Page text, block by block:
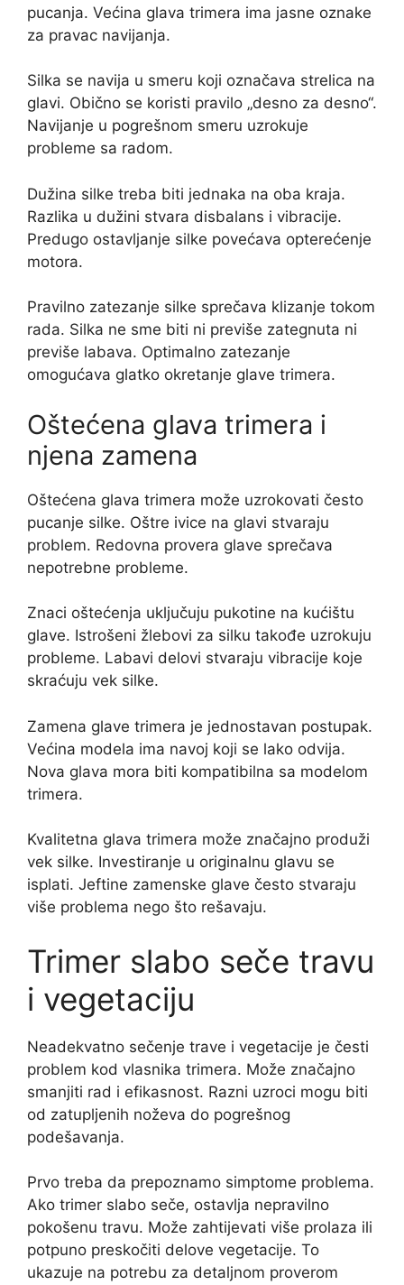
pucanja. Većina glava trimera ima jasne oznake
za pravac navijanja.
Silka se navija u smeru koji označava strelica na
glavi. Obično se koristi pravilo „desno za desno“.
Navijanje u pogrešnom smeru uzrokuje
probleme sa radom.
Dužina silke treba biti jednaka na oba kraja.
Razlika u dužini stvara disbalans i vibracije.
Predugo ostavljanje silke povećava opterećenje
motora.
Pravilno zatezanje silke sprečava klizanje tokom
rada. Silka ne sme biti ni previše zategnuta ni
previše labava. Optimalno zatezanje
omogućava glatko okretanje glave trimera.
Oštećena glava trimera i
njena zamena
Oštećena glava trimera može uzrokovati često
pucanje silke. Oštre ivice na glavi stvaraju
problem. Redovna provera glave sprečava
nepotrebne probleme.
Znaci oštećenja uključuju pukotine na kućištu
glave. Istrošeni žlebovi za silku takođe uzrokuju
probleme. Labavi delovi stvaraju vibracije koje
skraćuju vek silke.
Zamena glave trimera je jednostavan postupak.
Većina modela ima navoj koji se lako odvija.
Nova glava mora biti kompatibilna sa modelom
trimera.
Kvalitetna glava trimera može značajno produži
vek silke. Investiranje u originalnu glavu se
isplati. Jeftine zamenske glave često stvaraju
više problema nego što rešavaju.
Trimer slabo seče travu
i vegetaciju
Neadekvatno sečenje trave i vegetacije je česti
problem kod vlasnika trimera. Može značajno
smanjiti rad i efikasnost. Razni uzroci mogu biti
od zatupljenih noževa do pogrešnog
podešavanja.
Prvo treba da prepoznamo simptome problema.
Ako trimer slabo seče, ostavlja nepravilno
pokošenu travu. Može zahtijevati više prolaza ili
potpuno preskočiti delove vegetacije. To
ukazuje na potrebu za detaljnom proverom